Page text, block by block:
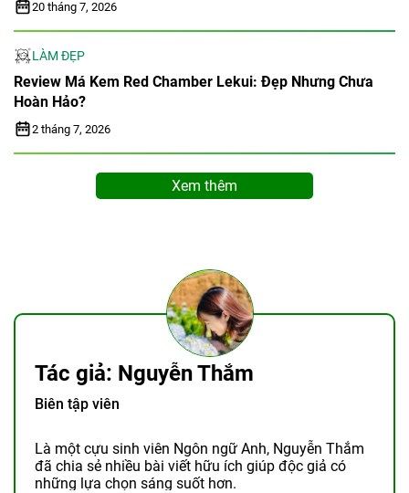
20 tháng 7, 2026
LÀM ĐẸP
Review Má Kem Red Chamber Lekui: Đẹp Nhưng Chưa
Hoàn Hảo?
2 tháng 7, 2026
Xem thêm
Tác giả: Nguyễn Thắm
Biên tập viên
Là một cựu sinh viên Ngôn ngữ Anh, Nguyễn Thắm
đã chia sẻ nhiều bài viết hữu ích giúp độc giả có
những lựa chọn sáng suốt hơn.